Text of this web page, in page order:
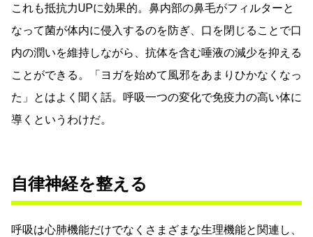
これも抵抗力UPに効果的。鼻内部の鼻毛がフィルターと
なって菌が体内に侵入するのを防ぎ、口を閉じることで口
内の潤いを維持しながら、抗体を含む唾液の減少を抑える
ことができる。「ヨガを始めて風邪をあまりひかなくなっ
た」とはよく聞く話。呼吸一つの変化で免疫力の高い体に
導くというわけだ。
自律神経を整える
呼吸は心肺機能だけでなくさまざまな生理機能と関連し、